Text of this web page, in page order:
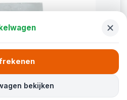
bekijken